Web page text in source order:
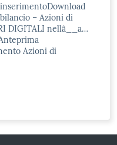
– Azioni di
DIGITALI nellâ__a…
Azioni di